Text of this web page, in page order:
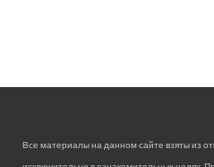
Все материалы на данном сайте взяты из